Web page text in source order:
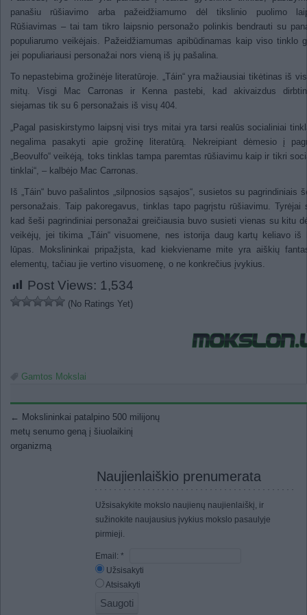
panašiu rūšiavimo arba pažeidžiamumo dėl tikslinio puolimo
Rūšiavimas – tai tam tikro laipsnio personažo polinkis bendrauti su
populiarumo veikėjais. Pažeidžiamumas apibūdinamas kaip viso tinklo
jei populiariausi personažai nors vieną iš jų pašalina.
To nepastebima grožinėje literatūroje. „Táin“ yra mažiausiai tikėtinas iš
mitų. Visgi Mac Carronas ir Kenna pastebi, kad akivaizdus
siejamas tik su 6 personažais iš visų 404.
„Pagal pasiskirstymo laipsnį visi trys mitai yra tarsi realūs socialiniai
negalima pasakyti apie grožinę literatūrą. Nekreipiant dėmesio į
„Beovulfo“ veikėją, toks tinklas tampa paremtas rūšiavimu kaip ir tikri
tinklai“, – kalbėjo Mac Carronas.
Iš „Táin“ buvo pašalintos „silpnosios sąsajos“, susietos su pagrindiniais
personažais. Taip pakoregavus, tinklas tapo pagrįstu rūšiavimu. Tyrėjai
kad šeši pagrindiniai personažai greičiausia buvo susieti vienas su kitu
veikėjų, jei tikima „Táin“ visuomene, nes istorija daug kartų keliavo iš
lūpas. Mokslininkai pripažįsta, kad kiekviename mite yra aiškių
elementų, tačiau jie vertino visuomenę, o ne konkrečius įvykius.
Post Views: 1,534
(No Ratings Yet)
Gamtos Mokslai
Post navigation
← Mokslininkai patalpino 500 milijonų
metų senumo geną į šiuolaikinį
organizmą
Naujienlaiškio prenumerata
Užsisakykite mokslo naujienų naujienlaiškį, ir
sužinokite naujausius įvykius mokslo pasaulyje
pirmieji.
Email: *
Užsisakyti
Atsisakyti